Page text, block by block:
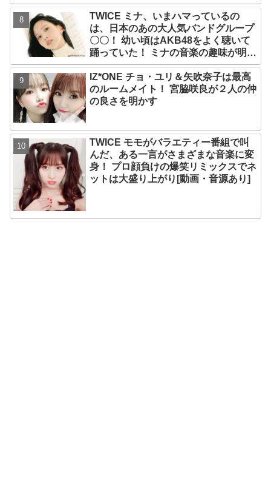
TWICE ミナ、いまハマっているの
は、日本のあの大人気バンドグループ
〇〇！ 幼い頃はAKB48をよく聴いて
踊っていた！ ミナの音楽の趣味が明ら
かに
IZ*ONE チョ・ユリ＆矢吹奈子は最高
のルームメイト！ 宮脇咲良が２人の仲
の良さを明かす
TWICE モモがバラエティー番組で叫
んだ、ある一言がさまざまな音楽に変
身！ プロ顔負けの爆笑リミックスでネ
ットは大盛り上がり[動画・音源あり]